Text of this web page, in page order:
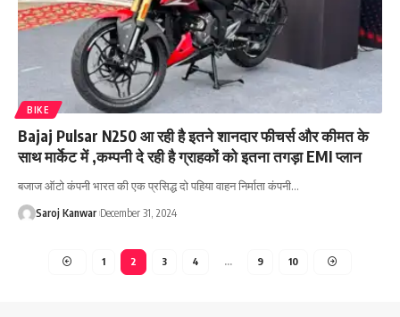
BIKE
Bajaj Pulsar N250 आ रही है इतने शानदार फीचर्स और कीमत के
साथ मार्केट में ,कम्पनी दे रही है ग्राहकों को इतना तगड़ा EMI प्लान
बजाज ऑटो कंपनी भारत की एक प्रसिद्ध दो पहिया वाहन निर्माता कंपनी…
Saroj Kanwar December 31, 2024
1 2 3 4 … 9 10